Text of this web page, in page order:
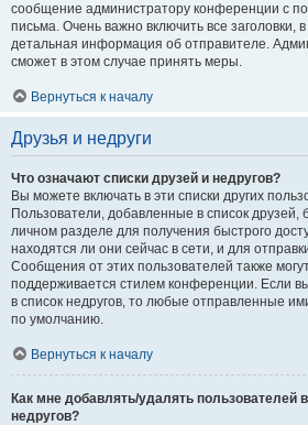
сообщение администратору конференции с
письма. Очень важно включить все заголовки,
детальная информация об отправителе.
сможет в этом случае принять меры.
Вернуться к началу
Друзья и недруги
Что означают списки друзей и недругов?
Вы можете включать в эти списки других
Пользователи, добавленные в список друзей,
личном разделе для получения быстрого
находятся ли они сейчас в сети, и для
Сообщения от этих пользователей также
поддерживается стилем конференции. Если
в список недругов, то любые отправленные
по умолчанию.
Вернуться к началу
Как мне добавлять/удалять пользователей
недругов?